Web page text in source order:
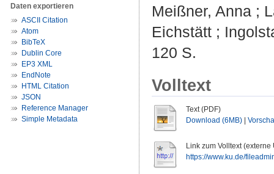
Daten exportieren
ASCII Citation
Atom
BibTeX
Dublin Core
EP3 XML
EndNote
HTML Citation
JSON
Reference Manager
Simple Metadata
Meißner, Anna ;
Eichstätt ;
120 S.
Volltext
Text (PDF)
Download (6MB)
Link zum Volltext (externe
https://www.ku.de/